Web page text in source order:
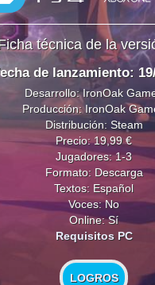
técnica de la
de lanzamiento:
Desarrollo: IronOak
Producción: IronOak
Distribución: Steam
Precio: 19,99 €
Jugadores: 1-3
Formato: Descarga
Textos: Español
Voces: No
Online: Sí
Requisitos PC
LOGROS